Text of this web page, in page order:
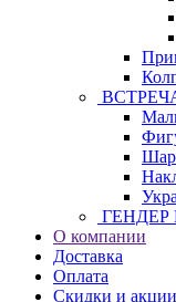
ГЕНДЕР
О компании
Доставка
Оплата
Скидки и акции